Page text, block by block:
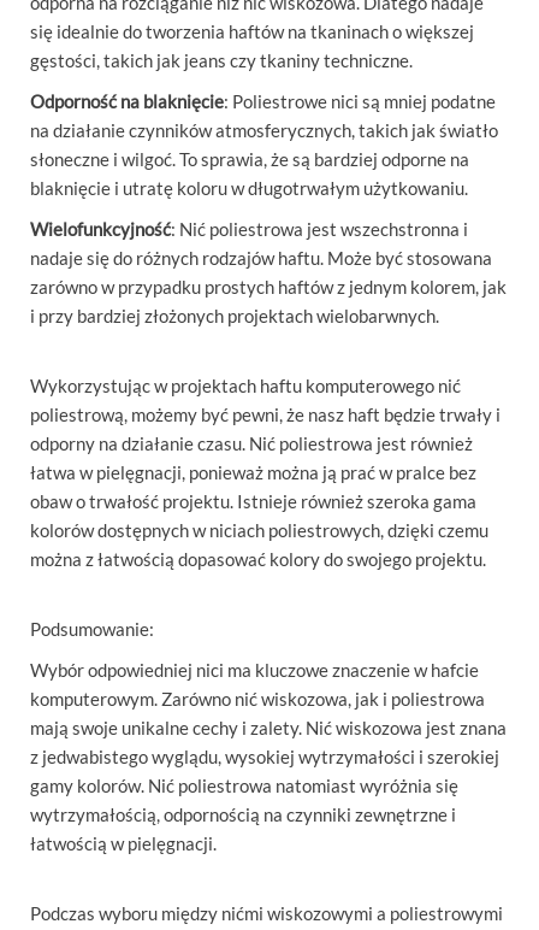
się idealnie do tworzenia haftów na tkaninach o większej
gęstości, takich jak jeans czy tkaniny techniczne.
Odporność na blaknięcie: Poliestrowe nici są mniej podatne
na działanie czynników atmosferycznych, takich jak światło
słoneczne i wilgoć. To sprawia, że są bardziej odporne na
blaknięcie i utratę koloru w długotrwałym użytkowaniu.
Wielofunkcyjność: Nić poliestrowa jest wszechstronna i
nadaje się do różnych rodzajów haftu. Może być stosowana
zarówno w przypadku prostych haftów z jednym kolorem, jak
i przy bardziej złożonych projektach wielobarwnych.
Wykorzystując w projektach haftu komputerowego nić
poliestrową, możemy być pewni, że nasz haft będzie trwały i
odporny na działanie czasu. Nić poliestrowa jest również
łatwa w pielęgnacji, ponieważ można ją prać w pralce bez
obaw o trwałość projektu. Istnieje również szeroka gama
kolorów dostępnych w niciach poliestrowych, dzięki czemu
można z łatwością dopasować kolory do swojego projektu.
Podsumowanie:
Wybór odpowiedniej nici ma kluczowe znaczenie w hafcie
komputerowym. Zarówno nić wiskozowa, jak i poliestrowa
mają swoje unikalne cechy i zalety. Nić wiskozowa jest znana
z jedwabistego wyglądu, wysokiej wytrzymałości i szerokiej
gamy kolorów. Nić poliestrowa natomiast wyróżnia się
wytrzymałością, odpornością na czynniki zewnętrzne i
łatwością w pielęgnacji.
Podczas wyboru między nićmi wiskozowymi a poliestrowymi